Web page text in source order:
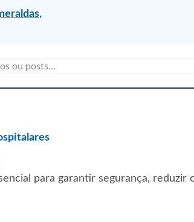
para garantir segurança, reduzir